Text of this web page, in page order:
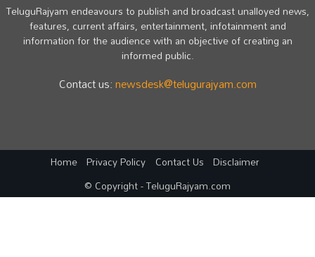
TeluguRajyam endeavours to publish and broadcast unalloyed news,
features, current affairs, entertainment, infotainment and
information for the audience with an objective of creating an
informed public.
Contact us:newsdesk@telugurajyam.com
Home Privacy Policy Contact Us Disclaimer
© Copyright - TeluguRajyam.com